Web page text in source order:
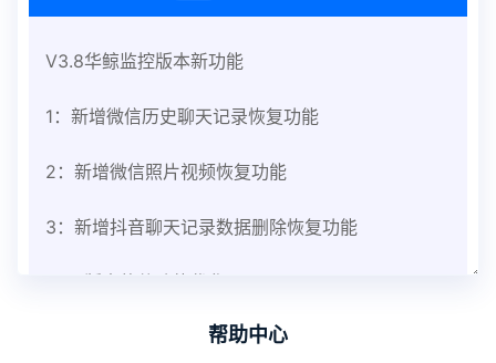
V3.8华鲸监控版本新功能
1：新增微信历史聊天记录恢复功能
2：新增微信照片视频恢复功能
3：新增抖音聊天记录数据删除恢复功能
1：优化监控终端从当前监控界面切换其他被控端手
帮助中心